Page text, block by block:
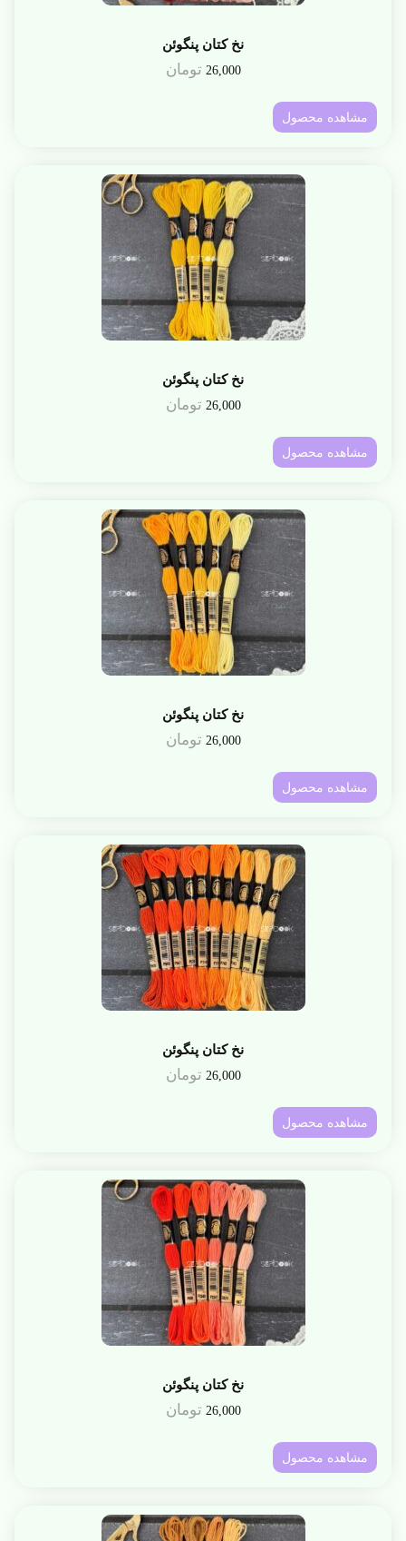
نخ کتان پنگوئن
26,000 تومان
مشاهده محصول
نخ کتان پنگوئن
26,000 تومان
مشاهده محصول
نخ کتان پنگوئن
26,000 تومان
مشاهده محصول
نخ کتان پنگوئن
26,000 تومان
مشاهده محصول
نخ کتان پنگوئن
26,000 تومان
مشاهده محصول